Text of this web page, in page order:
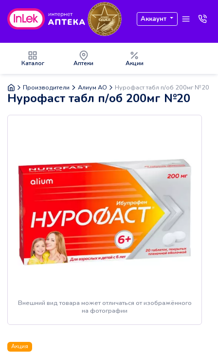
Аккаунт
Каталог Аптеки Акции
Производители Алиум АО Нурофаст табл п/об 200мг №20
Нурофаст табл п/об 200мг №20
Внешний вид товара может отличаться от изображённого
на фотографии
Акция